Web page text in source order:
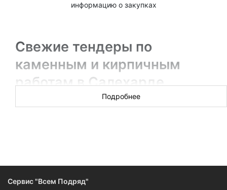
информацию о закупках
Свежие тендеры по
каменным и кирпичным
работам в Салехарде
данные, конкурсная документация, ссылки на ресурсы, на
Подробнее
Сервис "Всем Подряд"